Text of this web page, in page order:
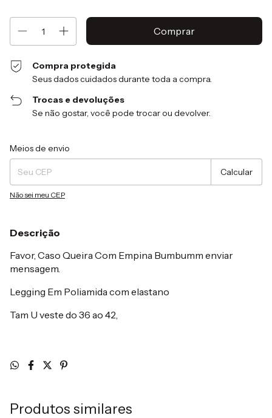
Compra protegida
Seus dados cuidados durante toda a compra.
Trocas e devoluções
Se não gostar, você pode trocar ou devolver.
Entregas para o CEP:
Meios de envio
Calcular
Não sei meu CEP
Descrição
Favor, Caso Queira Com Empina Bumbumm enviar
mensagem.
Legging Em Poliamida com elastano
Tam U veste do 36 ao 42,
Produtos similares